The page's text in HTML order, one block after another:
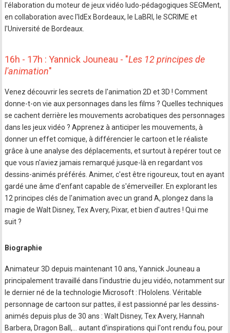
l'élaboration du moteur de jeux vidéo ludo-pédagogiques SEGMent,
en collaboration avec l'IdEx Bordeaux, le LaBRI, le SCRIME et
l'Université de Bordeaux.
16h - 17h : Yannick Jouneau - "Les 12 principes de
l'animation"
Venez découvrir les secrets de l'animation 2D et 3D ! Comment
donne-t-on vie aux personnages dans les films ? Quelles techniques
se cachent derrière les mouvements acrobatiques des personnages
dans les jeux vidéo ? Apprenez à anticiper les mouvements, à
donner un effet comique, à différencier le cartoon et le réaliste
grâce à une analyse des déplacements, et surtout à repérer tout ce
que vous n'aviez jamais remarqué jusque-là en regardant vos
dessins-animés préférés. Animer, c'est être rigoureux, tout en ayant
gardé une âme d'enfant capable de s'émerveiller. En explorant les
12 principes clés de l'animation avec un grand A, plongez dans la
magie de Walt Disney, Tex Avery, Pixar, et bien d'autres ! Qui me
suit ?
Biographie
Animateur 3D depuis maintenant 10 ans, Yannick Jouneau a
principalement travaillé dans l'industrie du jeu vidéo, notamment sur
le dernier né de la technologie Microsoft : l'Hololens. Véritable
personnage de cartoon sur pattes, il est passionné par les dessins-
animés depuis plus de 30 ans : Walt Disney, Tex Avery, Hannah
Barbera, Dragon Ball,... autant d'inspirations qui l'ont rendu fou, pour